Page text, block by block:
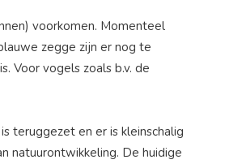
voorkomen. Momenteel
zegge zijn er nog te
Voor vogels zoals b.v. de
teruggezet en er is kleinschalig
natuurontwikkeling. De huidige